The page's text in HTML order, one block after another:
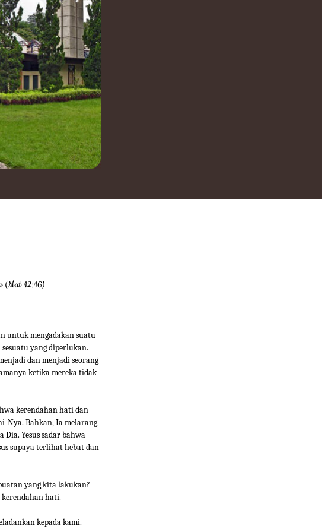
(Mat 12:16)
untuk mengadakan suatu
sesuatu yang diperlukan.
dan menjadi seorang
ketika mereka tidak
kerendahan hati dan
Nya. Bahkan, Ia melarang
Yesus sadar bahwa
supaya terlihat hebat dan
yang kita lakukan?
hati.
kepada kami.